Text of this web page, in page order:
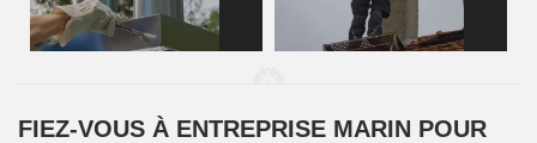
FIEZ-VOUS À ENTREPRISE MARIN POUR